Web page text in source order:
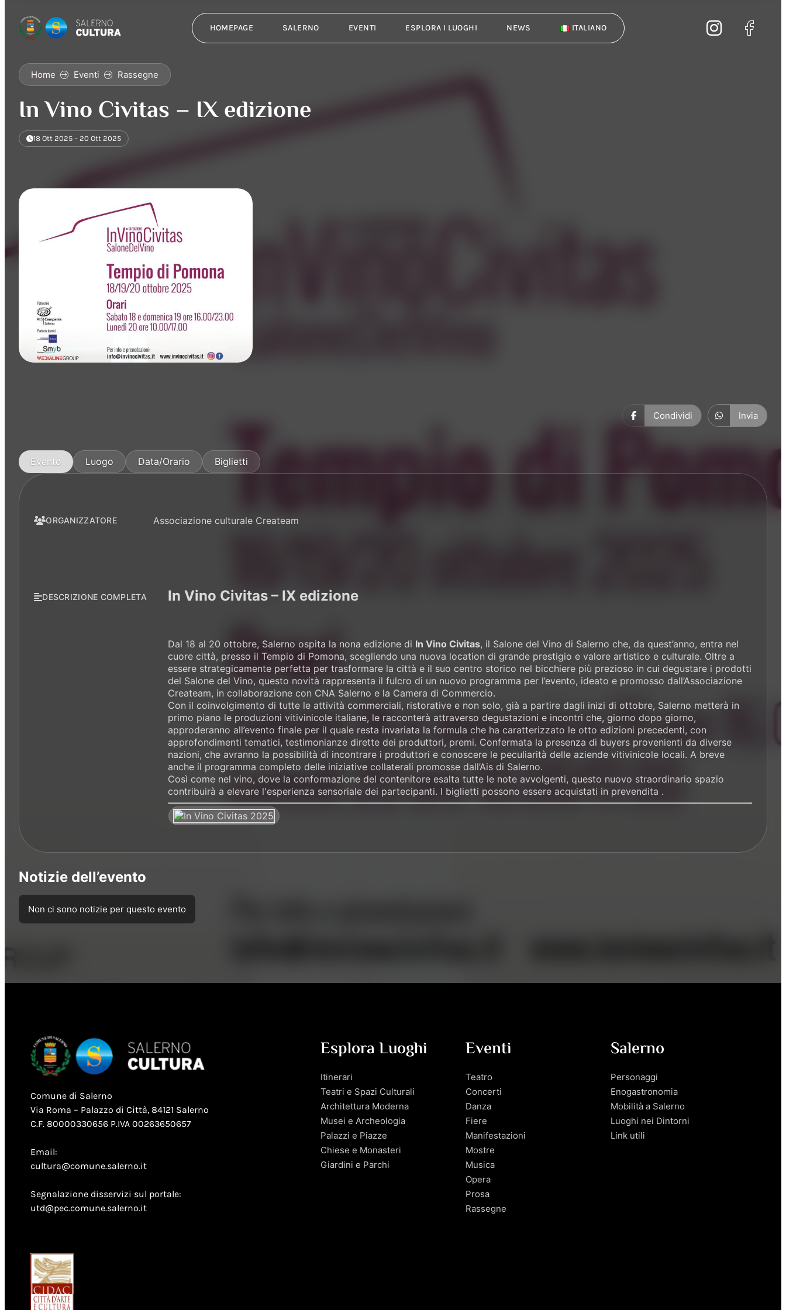
HOMEPAGE SALERNO EVENTI ESPLORA I LUOGHI NEWS ITALIANO
Home Eventi Rassegne
In Vino Civitas – IX edizione
18 Ott 2025 – 20 Ott 2025
Condividi Invia
Evento Luogo Data/Orario Biglietti
ORGANIZZATORE Associazione culturale Createam
DESCRIZIONE COMPLETA In Vino Civitas – IX edizione
Dal 18 al 20 ottobre, Salerno ospita la nona edizione di In Vino Civitas, il Salone del Vino di Salerno che, da quest’anno, entra nel
cuore città, presso il Tempio di Pomona, scegliendo una nuova location di grande prestigio e valore artistico e culturale. Oltre a
essere strategicamente perfetta per trasformare la città e il suo centro storico nel bicchiere più prezioso in cui degustare i prodotti
del Salone del Vino, questo novità rappresenta il fulcro di un nuovo programma per l’evento, ideato e promosso dall’Associazione
Createam, in collaborazione con CNA Salerno e la Camera di Commercio.
Con il coinvolgimento di tutte le attività commerciali, ristorative e non solo, già a partire dagli inizi di ottobre, Salerno metterà in
primo piano le produzioni vitivinicole italiane, le racconterà attraverso degustazioni e incontri che, giorno dopo giorno,
approderanno all’evento finale per il quale resta invariata la formula che ha caratterizzato le otto edizioni precedenti, con
approfondimenti tematici, testimonianze dirette dei produttori, premi. Confermata la presenza di buyers provenienti da diverse
nazioni, che avranno la possibilità di incontrare i produttori e conoscere le peculiarità delle aziende vitivinicole locali. A breve
anche il programma completo delle iniziative collaterali promosse dall’Ais di Salerno.
Così come nel vino, dove la conformazione del contenitore esalta tutte le note avvolgenti, questo nuovo straordinario spazio
contribuirà a elevare l'esperienza sensoriale dei partecipanti. I biglietti possono essere acquistati in prevendita .
Notizie dell’evento
Non ci sono notizie per questo evento
Comune di Salerno
Via Roma – Palazzo di Città, 84121 Salerno
C.F. 80000330656 P.IVA 00263650657
Email:
cultura@comune.salerno.it
Segnalazione disservizi sul portale:
utd@pec.comune.salerno.it
Esplora Luoghi
Itinerari
Teatri e Spazi Culturali
Architettura Moderna
Musei e Archeologia
Palazzi e Piazze
Chiese e Monasteri
Giardini e Parchi
Eventi
Teatro
Concerti
Danza
Fiere
Manifestazioni
Mostre
Musica
Opera
Prosa
Rassegne
Salerno
Personaggi
Enogastronomia
Mobilità a Salerno
Luoghi nei Dintorni
Link utili